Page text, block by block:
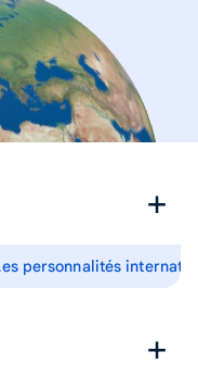
personnalités